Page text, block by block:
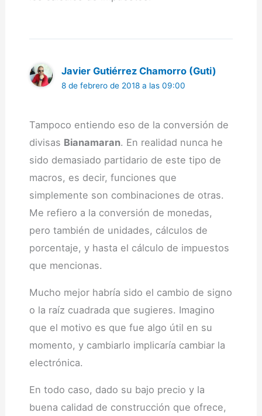
Javier Gutiérrez Chamorro (Guti)
8 de febrero de 2018 a las 09:00
Tampoco entiendo eso de la conversión de
divisas Bianamaran. En realidad nunca he
sido demasiado partidario de este tipo de
macros, es decir, funciones que
simplemente son combinaciones de otras.
Me refiero a la conversión de monedas,
pero también de unidades, cálculos de
porcentaje, y hasta el cálculo de impuestos
que mencionas.
Mucho mejor habría sido el cambio de signo
o la raíz cuadrada que sugieres. Imagino
que el motivo es que fue algo útil en su
momento, y cambiarlo implicaría cambiar la
electrónica.
En todo caso, dado su bajo precio y la
buena calidad de construcción que ofrece,